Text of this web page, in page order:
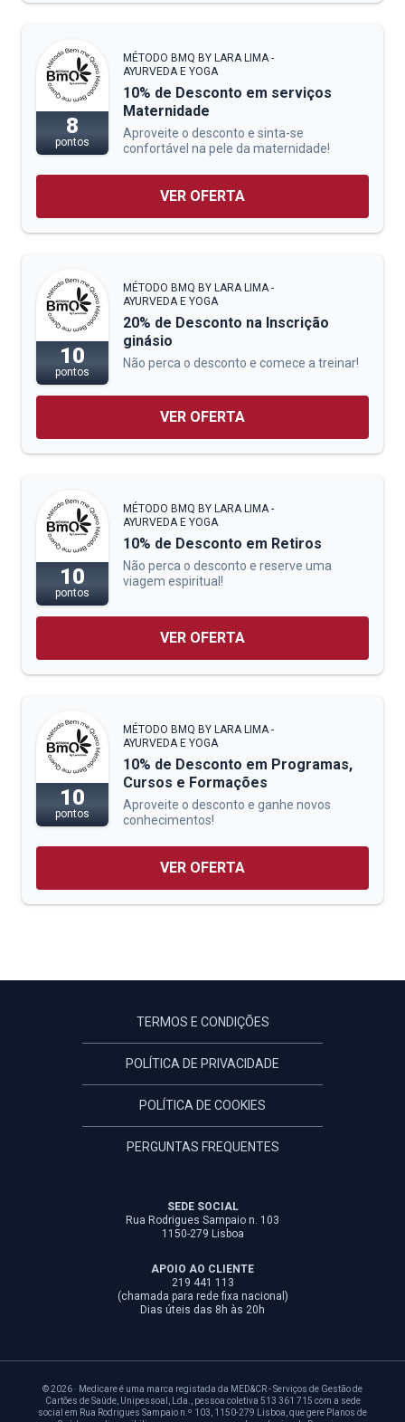
8
pontos
MÉTODO BMQ BY LARA LIMA -
AYURVEDA E YOGA
10% de Desconto em serviços
Maternidade
Aproveite o desconto e sinta-se
confortável na pele da maternidade!
VER OFERTA
10
pontos
MÉTODO BMQ BY LARA LIMA -
AYURVEDA E YOGA
20% de Desconto na Inscrição
ginásio
Não perca o desconto e comece a treinar!
VER OFERTA
10
pontos
MÉTODO BMQ BY LARA LIMA -
AYURVEDA E YOGA
10% de Desconto em Retiros
Não perca o desconto e reserve uma
viagem espiritual!
VER OFERTA
10
pontos
MÉTODO BMQ BY LARA LIMA -
AYURVEDA E YOGA
10% de Desconto em Programas,
Cursos e Formações
Aproveite o desconto e ganhe novos
conhecimentos!
VER OFERTA
TERMOS E CONDIÇÕES
POLÍTICA DE PRIVACIDADE
POLÍTICA DE COOKIES
PERGUNTAS FREQUENTES
SEDE SOCIAL
Rua Rodrigues Sampaio n. 103
1150-279 Lisboa
APOIO AO CLIENTE
219 441 113
(chamada para rede fixa nacional)
Dias úteis das 8h às 20h
© 2026 · Medicare é uma marca registada da MED&CR - Serviços de Gestão de
Cartões de Saúde, Unipessoal, Lda., pessoa coletiva 513 361 715 com a sede
social em Rua Rodrigues Sampaio n.º 103, 1150-279 Lisboa, que gere Planos de